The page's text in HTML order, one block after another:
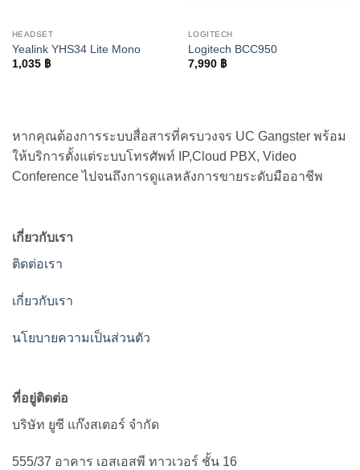
HEADSET
Yealink YHS34 Lite Mono
1,035 ฿
LOGITECH
Logitech BCC950
7,990 ฿
หากคุณต้องการระบบสื่อสารที่ครบวงจร UC Gangster พร้อม
ให้บริการตั้งแต่ระบบโทรศัพท์ IP,Cloud PBX, Video
Conference ไปจนถึงการดูแลหลังการขายระดับมืออาชีพ
เกี่ยวกับเรา
ติดต่อเรา
เกี่ยวกับเรา
นโยบายความเป็นส่วนตัว
ที่อยู่ติดต่อ
บริษัท ยูซี แก๊งสเตอร์ จำกัด
555/37 อาคาร เอสเอสพี ทาวเวอร์ ชั้น 16